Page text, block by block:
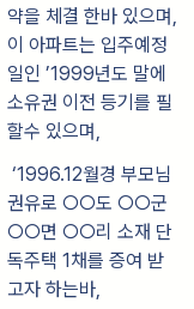
약을 체결 한바 있으며,
이 아파트는 입주예정
일인 ’1999년도 말에
소유권 이전 등기를 필
할수 있으며,
‘1996.12월경 부모님
권유로 ○○도 ○○군
○○면 ○○리 소재 단
독주택 1채를 증여 받
고자 하는바,